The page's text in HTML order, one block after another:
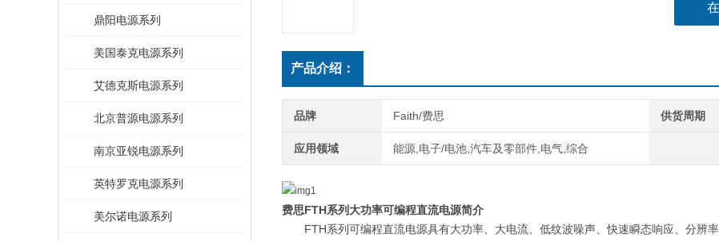
鼎阳电源系列
美国泰克电源系列
艾德克斯电源系列
北京普源电源系列
南京亚锐电源系列
英特罗克电源系列
美尔诺电源系列
产品介绍：
品牌 Faith/费思 供货周期
应用领域 能源,电子/电池,汽车及零部件,电气,综合
费思FTH系列大功率可编程直流电源简介
FTH系列可编程直流电源具有大功率、大电流、低纹波噪声、快速瞬态响应、分辨